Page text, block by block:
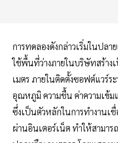
การทดลองดังกล่าวเริ่มในปล
ใช้พื้นที่ว่างภายในบริษัทสร้าง
เมตร ภายในติดตั้งซอฟต์แวร์ร
อุณหภูมิ ความชื้น ค่าความเข้ม
ซึ่งเป็นตัวหลักในการทำงาน
ผ่านอินเตอร์เน็ต ทำให้สามา